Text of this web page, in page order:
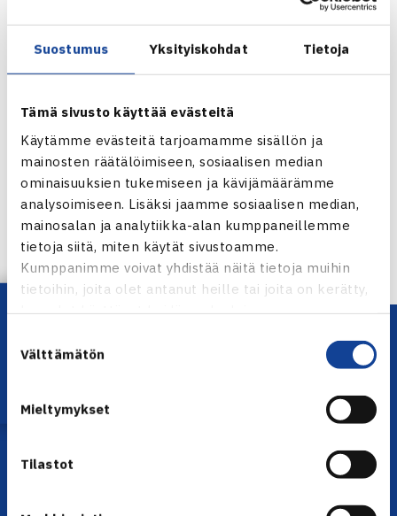
Suostumus Yksityiskohdat Tietoja
Tämä sivusto käyttää evästeitä
Käytämme evästeitä tarjoamamme sisällön ja
mainosten räätälöimiseen, sosiaalisen median
ominaisuuksien tukemiseen ja kävijämäärämme
analysoimiseen. Lisäksi jaamme sosiaalisen median,
mainosalan ja analytiikka-alan kumppaneillemme
tietoja siitä, miten käytät sivustoamme.
Kumppanimme voivat yhdistää näitä tietoja muihin
tietoihin, joita olet antanut heille tai joita on kerätty,
kun olet käyttänyt heidän palvelujaan.
valinta
Välttämätön
Mieltymykset
Tilastot
vastaan asettuu ykkössijoitettu Australian Bryden Klein
(ATP 245).
Jaa:
← Edellinen
Seuraava uutinen: Heliövaaralla välierätappio
Kalgoorliessa… →
Lataa OmaTennis!
YHTEYSTIEDOT